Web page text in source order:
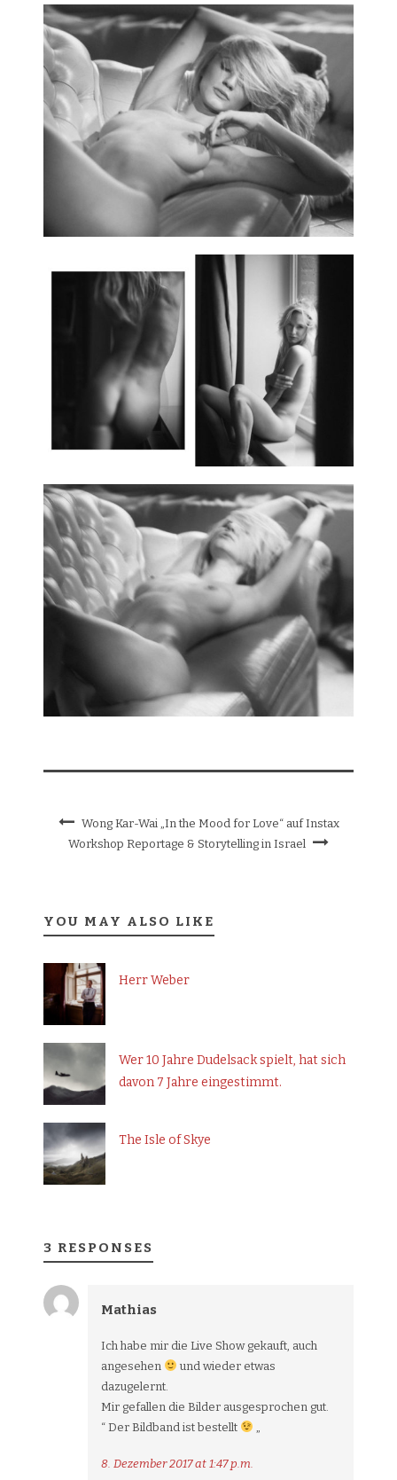
Wong Kar-Wai „In the Mood for Love“ auf Instax
Workshop Reportage & Storytelling in Israel
YOU MAY ALSO LIKE
Herr Weber
Wer 10 Jahre Dudelsack spielt, hat sich
davon 7 Jahre eingestimmt.
The Isle of Skye
3 RESPONSES
Mathias
Ich habe mir die Live Show gekauft, auch
angesehen
und wieder etwas
dazugelernt.
Mir gefallen die Bilder ausgesprochen gut.
“ Der Bildband ist bestellt
„
8. Dezember 2017 at 1:47 p.m.